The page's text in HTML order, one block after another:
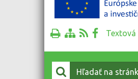
Textová
Vyhľadať: